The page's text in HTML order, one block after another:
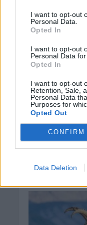
I want to opt-out
Personal Data.
Opted In
I want to opt-out
Personal Data
Opted In
I want to opt-out
Retention, Sale,
Personal Data
Purposes for
Opted Out
CONFIRM
Data Deletion